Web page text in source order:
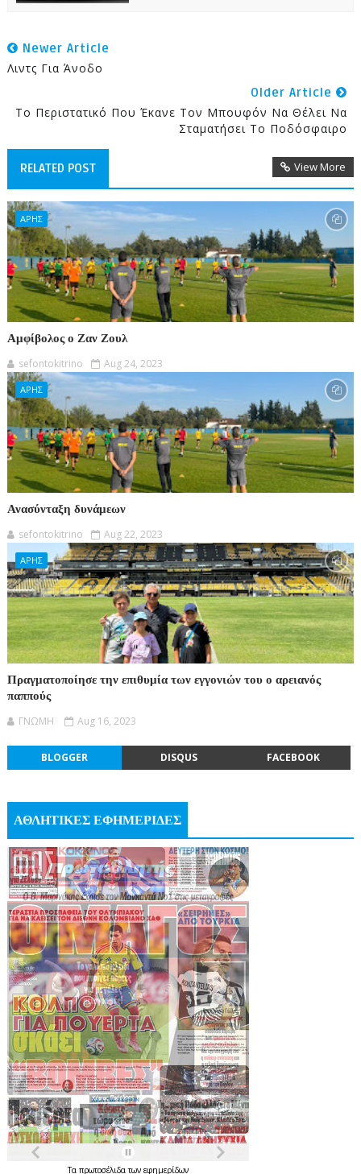
Newer Article
Λιντς Για Άνοδο
Older Article
Το Περιστατικό Που Έκανε Τον Μπουφόν Να Θέλει Να
Σταματήσει Το Ποδόσφαιρο
RELATED POST View More
ΑΡΗΣ
Αμφίβολος ο Ζαν Ζουλ
sefontokitrino Aug 24, 2023
ΑΡΗΣ
Ανασύνταξη δυνάμεων
sefontokitrino Aug 22, 2023
ΑΡΗΣ
Πραγματοποίησε την επιθυμία των εγγονιών του ο αρειανός
παππούς
ΓΝΩΜΗ Aug 16, 2023
BLOGGER DISQUS FACEBOOK
ΑΘΛΗΤΙΚΕΣ ΕΦΗΜΕΡΙΔΕΣ
Τα πρωτοσέλιδατων εφημερίδων